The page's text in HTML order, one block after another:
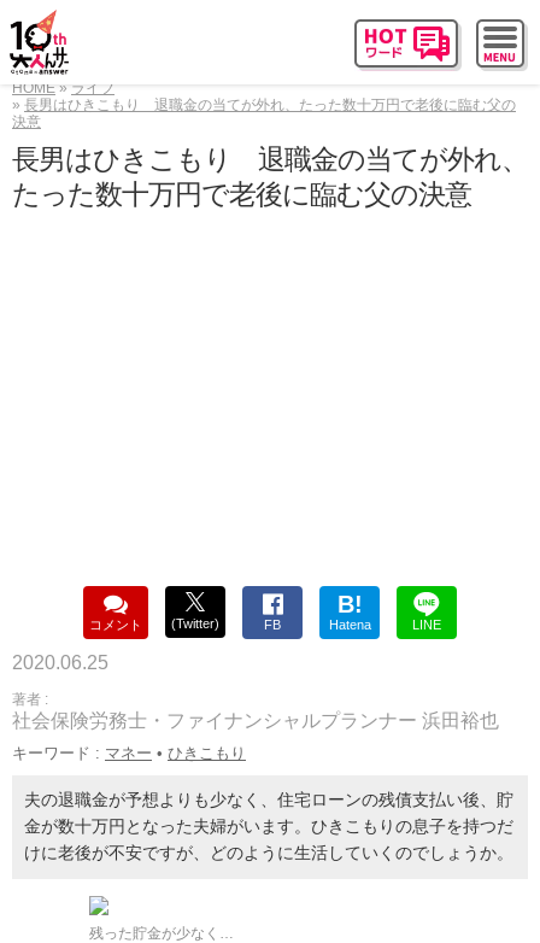
HOME
ライフ
長男はひきこもり 退職金の当てが外れ、たった数十万円で老後に臨む父の
決意
長男はひきこもり 退職金の当てが外れ、
たった数十万円で老後に臨む父の決意
コメント (Twitter) FB
B!
Hatena LINE
2020.06.25
著者 :
社会保険労務士・ファイナンシャルプランナー 浜田裕也
キーワード : マネー • ひきこもり
夫の退職金が予想よりも少なく、住宅ローンの残債支払い後、貯
金が数十万円となった夫婦がいます。ひきこもりの息子を持つだ
けに老後が不安ですが、どのように生活していくのでしょうか。
残った貯金が少なく…